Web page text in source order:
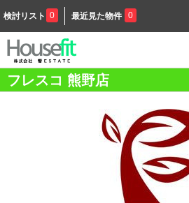
検討リスト 0 最近見た物件 0
フレスコ 熊野店